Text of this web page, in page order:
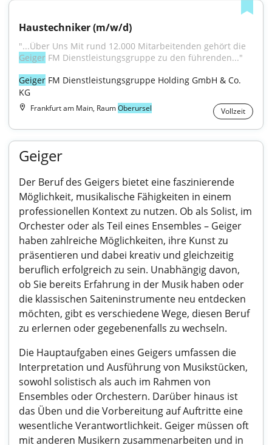
Haustechniker (m/w/d)
Geiger FM Dienstleistungsgruppe zu den führenden..."
Geiger FM Dienstleistungsgruppe Holding GmbH & Co.
KG
Frankfurt am Main, RaumOberursel Vollzeit
Geiger
Der Beruf des Geigers bietet eine faszinierende
Möglichkeit, musikalische Fähigkeiten in einem
professionellen Kontext zu nutzen. Ob als Solist, im
Orchester oder als Teil eines Ensembles – Geiger
haben zahlreiche Möglichkeiten, ihre Kunst zu
präsentieren und dabei kreativ und gleichzeitig
beruflich erfolgreich zu sein. Unabhängig davon,
ob Sie bereits Erfahrung in der Musik haben oder
die klassischen Saiteninstrumente neu entdecken
möchten, gibt es verschiedene Wege, diesen Beruf
zu erlernen oder gegebenenfalls zu wechseln.
Die Hauptaufgaben eines Geigers umfassen die
Interpretation und Ausführung von Musikstücken,
sowohl solistisch als auch im Rahmen von
Ensembles oder Orchestern. Darüber hinaus ist
das Üben und die Vorbereitung auf Auftritte eine
wesentliche Verantwortlichkeit. Geiger müssen oft
mit anderen Musikern zusammenarbeiten und in